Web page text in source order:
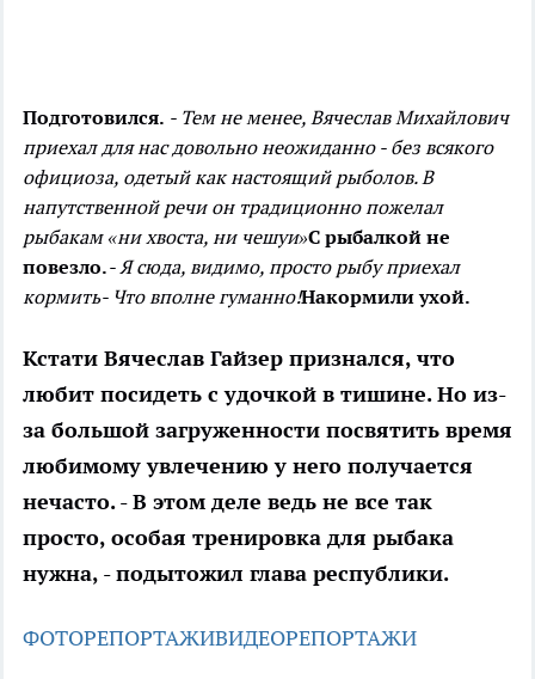
Подготовился. - Тем не менее, Вячеслав Михайлович
приехал для нас довольно неожиданно - без всякого
официоза, одетый как настоящий рыболов. В
напутственной речи он традиционно пожелал
рыбакам «ни хвоста, ни чешуи»С рыбалкой не
повезло.- Я сюда, видимо, просто рыбу приехал
кормить- Что вполне гуманно!Накормили ухой.
Кстати Вячеслав Гайзер признался, что
любит посидеть с удочкой в тишине. Но из-
за большой загруженности посвятить время
любимому увлечению у него получается
нечасто. - В этом деле ведь не все так
просто, особая тренировка для рыбака
нужна, - подытожил глава республики.
ФОТОРЕПОРТАЖИВИДЕОРЕПОРТАЖИ